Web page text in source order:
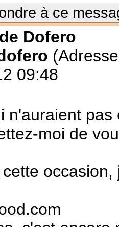
à ce
Dofero
09:48
n'auraient
moi de